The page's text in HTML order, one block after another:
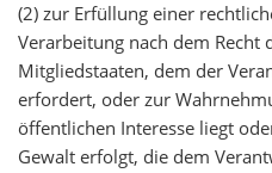
(2) zur Erfüllung einer
Verarbeitung nach dem Recht
Mitgliedstaaten, dem der
erfordert, oder zur
öffentlichen Interesse liegt
Gewalt erfolgt, die dem